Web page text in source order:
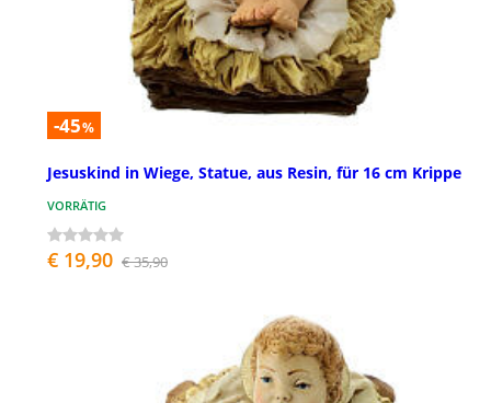
-45%
Jesuskind in Wiege, Statue, aus Resin, für 16 cm Krippe
VORRÄTIG
€ 19,90 € 35,90